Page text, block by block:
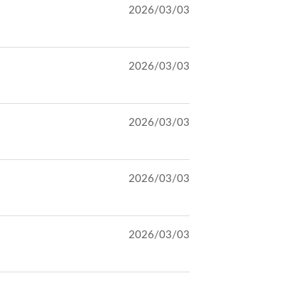
2026/03/03
2026/03/03
2026/03/03
2026/03/03
2026/03/03